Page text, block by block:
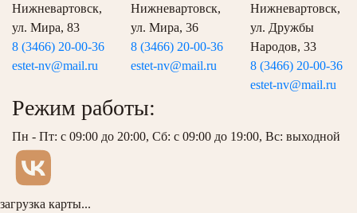
Нижневартовск,
ул. Мира, 83
8 (3466) 20-00-36
estet-nv@mail.ru
Нижневартовск,
ул. Мира, 36
8 (3466) 20-00-36
estet-nv@mail.ru
Нижневартовск,
ул. Дружбы
Народов, 33
8 (3466) 20-00-36
estet-nv@mail.ru
Режим работы:
Пн - Пт: с 09:00 до 20:00, Сб: с 09:00 до 19:00, Вс: выходной
загрузка карты...